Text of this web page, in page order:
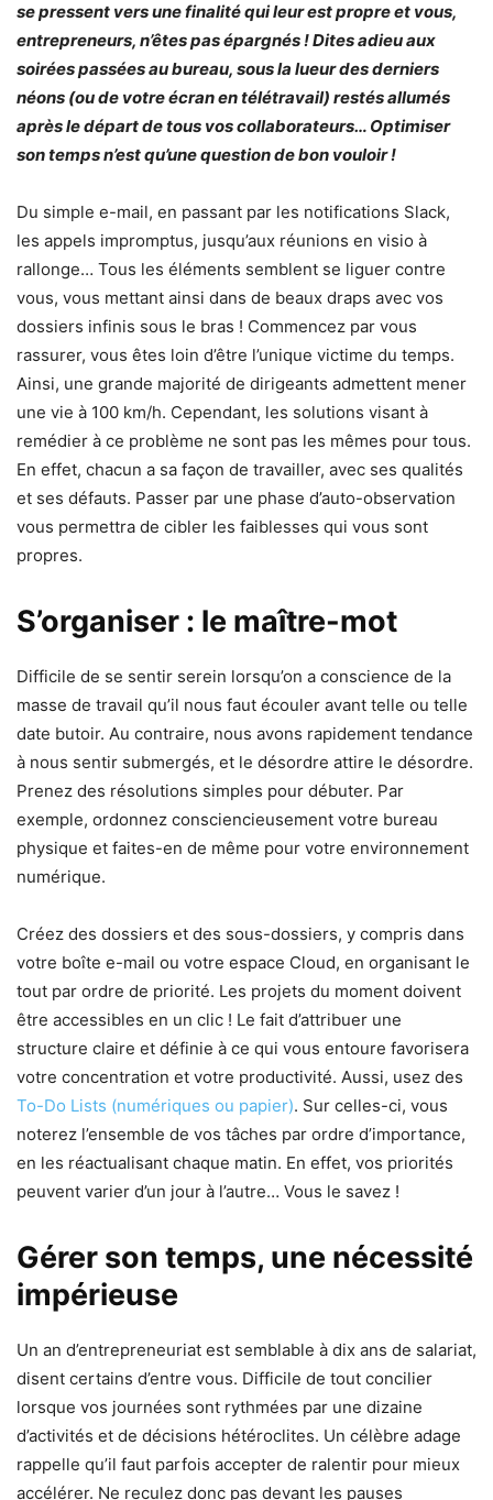
se pressent vers une finalité qui leur est propre et vous,
entrepreneurs, n’êtes pas épargnés ! Dites adieu aux
soirées passées au bureau, sous la lueur des derniers
néons (ou de votre écran en télétravail) restés allumés
après le départ de tous vos collaborateurs… Optimiser
son temps n’est qu’une question de bon vouloir !
Du simple e-mail, en passant par les notifications Slack,
les appels impromptus, jusqu’aux réunions en visio à
rallonge… Tous les éléments semblent se liguer contre
vous, vous mettant ainsi dans de beaux draps avec vos
dossiers infinis sous le bras ! Commencez par vous
rassurer, vous êtes loin d’être l’unique victime du temps.
Ainsi, une grande majorité de dirigeants admettent mener
une vie à 100 km/h. Cependant, les solutions visant à
remédier à ce problème ne sont pas les mêmes pour tous.
En effet, chacun a sa façon de travailler, avec ses qualités
et ses défauts. Passer par une phase d’auto-observation
vous permettra de cibler les faiblesses qui vous sont
propres.
S’organiser : le maître-mot
Difficile de se sentir serein lorsqu’on a conscience de la
masse de travail qu’il nous faut écouler avant telle ou telle
date butoir. Au contraire, nous avons rapidement tendance
à nous sentir submergés, et le désordre attire le désordre.
Prenez des résolutions simples pour débuter. Par
exemple, ordonnez consciencieusement votre bureau
physique et faites-en de même pour votre environnement
numérique.
Créez des dossiers et des sous-dossiers, y compris dans
votre boîte e-mail ou votre espace Cloud, en organisant le
tout par ordre de priorité. Les projets du moment doivent
être accessibles en un clic ! Le fait d’attribuer une
structure claire et définie à ce qui vous entoure favorisera
votre concentration et votre productivité. Aussi, usez des
To-Do Lists (numériques ou papier). Sur celles-ci, vous
noterez l’ensemble de vos tâches par ordre d’importance,
en les réactualisant chaque matin. En effet, vos priorités
peuvent varier d’un jour à l’autre… Vous le savez !
Gérer son temps, une nécessité
impérieuse
Un an d’entrepreneuriat est semblable à dix ans de salariat,
disent certains d’entre vous. Difficile de tout concilier
lorsque vos journées sont rythmées par une dizaine
d’activités et de décisions hétéroclites. Un célèbre adage
rappelle qu’il faut parfois accepter de ralentir pour mieux
accélérer. Ne reculez donc pas devant les pauses